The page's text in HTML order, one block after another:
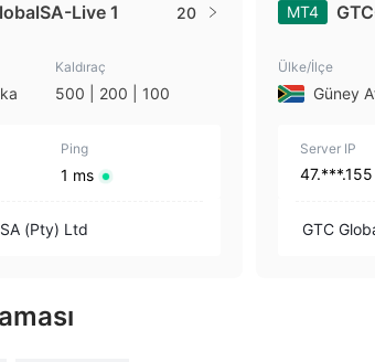
Live 1 20
Kaldıraç
500 | 200 | 100
Ping
1 ms
(Pty) Ltd
MT4
Ülke/İlçe
Güney
Server IP
47.***.155
GTC